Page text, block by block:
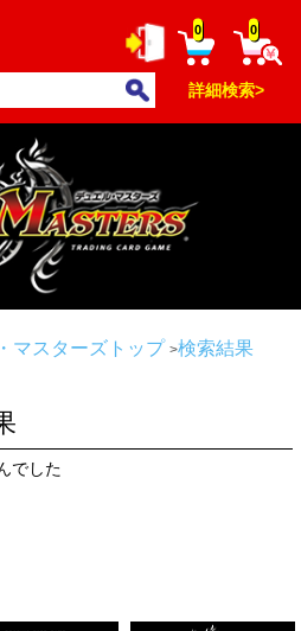
0 0
詳細検索>
マスターズトップ 検索結果
でした